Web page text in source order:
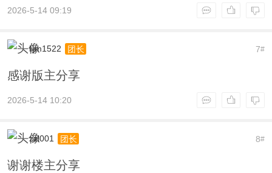
2026-5-14 09:19
7#
lijm1522 团长
感谢版主分享
2026-5-14 10:20
8#
zzl001 团长
谢谢楼主分享